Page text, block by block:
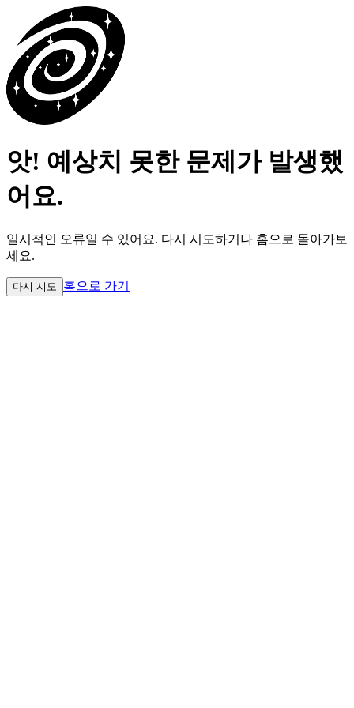
앗! 예상치 못한 문제가 발생했
어요.
일시적인 오류일 수 있어요. 다시 시도하거나 홈으로 돌아가보
세요.
다시 시도 홈으로 가기